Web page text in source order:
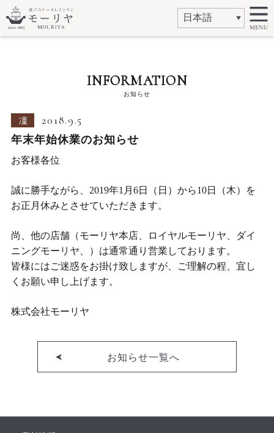
INFORMATION
お知らせ
凜 2018.9.5
年末年始休業のお知らせ
お客様各位
誠に勝手ながら、2019年1月6日（日）から10日（木）を
お正月休みとさせていただきます。
尚、他の店舗（モーリヤ本店、ロイヤルモーリヤ、ダイ
ニングモーリヤ、）は通常通り営業しております。
皆様にはご迷惑をお掛け致しますが、ご理解の程、宜し
くお願い申し上げます。
株式会社モーリヤ
お知らせ一覧へ